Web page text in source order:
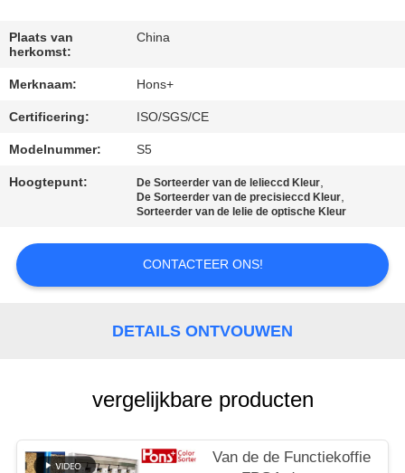
EEN
CITAAT
PRIVACY
Plaats van
herkomst:
China
Merknaam: Hons+
Certificering: ISO/SGS/CE
Modelnummer: S5
Hoogtepunt: De Sorteerder van de lelieccd Kleur,
De Sorteerder van de precisieccd Kleur,
Sorteerder van de lelie de optische Kleur
CONTACTEER ONS!
DETAILS ONTVOUWEN
vergelijkbare producten
Van de de Functiekoffie